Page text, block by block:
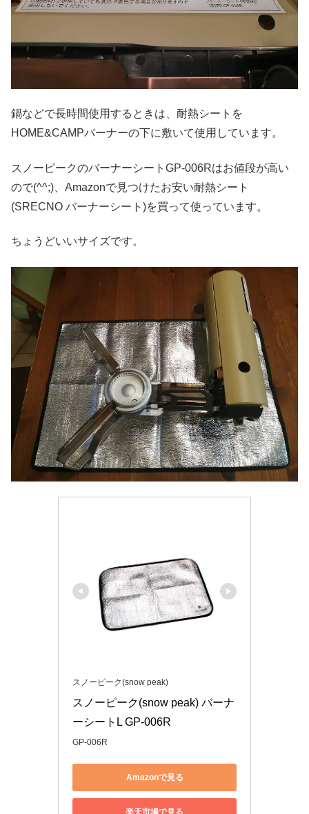
鍋などで長時間使用するときは、耐熱シートを
HOME&CAMPバーナーの下に敷いて使用しています。
スノーピークのバーナーシートGP-006Rはお値段が高い
ので(^^;)、Amazonで見つけたお安い耐熱シート
(SRECNO バーナーシート)を買って使っています。
ちょうどいいサイズです。
スノーピーク(snow peak)
スノーピーク(snow peak) バーナ
ーシートL GP-006R
GP-006R
Amazonで見る
楽天市場で見る